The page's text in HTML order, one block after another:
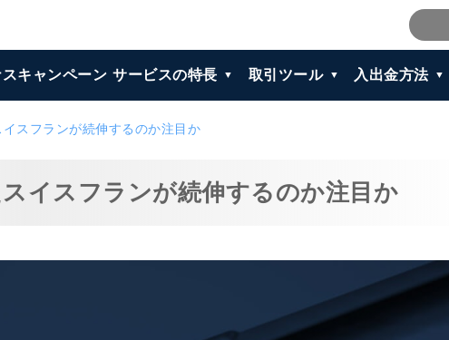
キャンペーン サービスの特長 取引ツール 入出金方法
スフランが続伸するのか注目か
イスフランが続伸するのか注目か